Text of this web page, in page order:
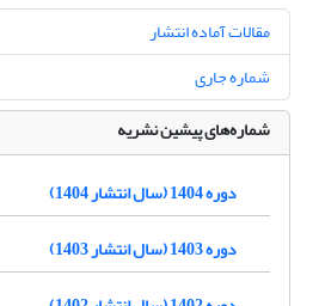
مقالات آماده انتشار
شماره جاری
شماره‌های پیشین نشریه
دوره 1404 (سال انتشار 1404)
دوره 1403 (سال انتشار 1403)